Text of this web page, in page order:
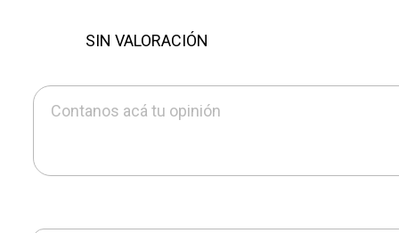
SIN VALORACIÓN
Contanos acá tu opinión